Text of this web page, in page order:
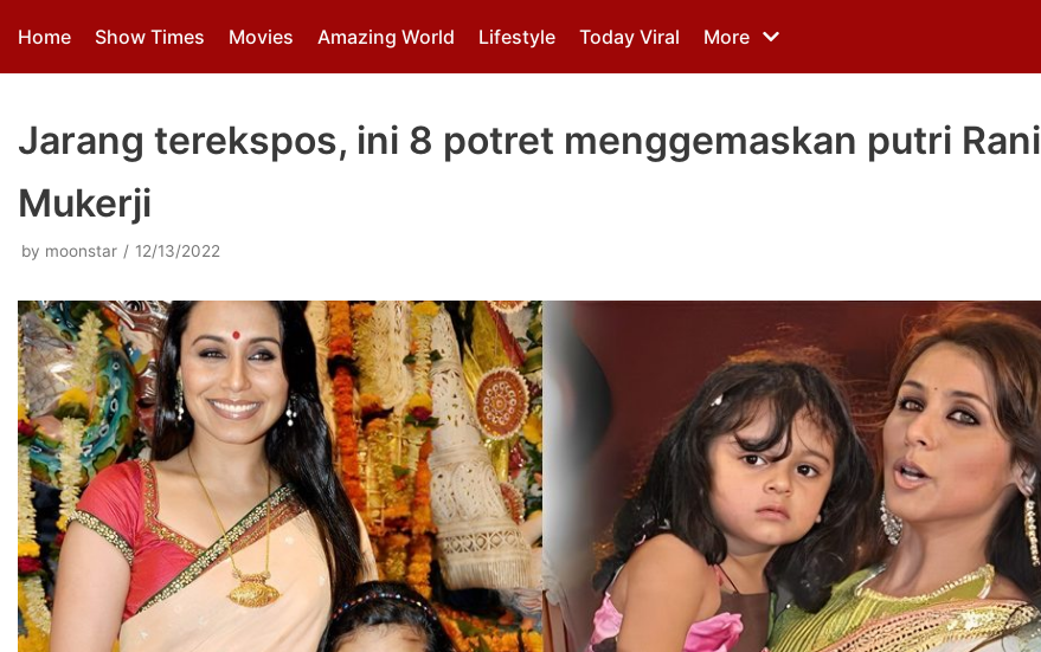
Skip
Home Show Times Movies Amazing World Lifestyle Today Viral More
Jarang terekspos, ini 8 potret menggemaskan putri Rani
Mukerji
by moonstar 12/13/2022